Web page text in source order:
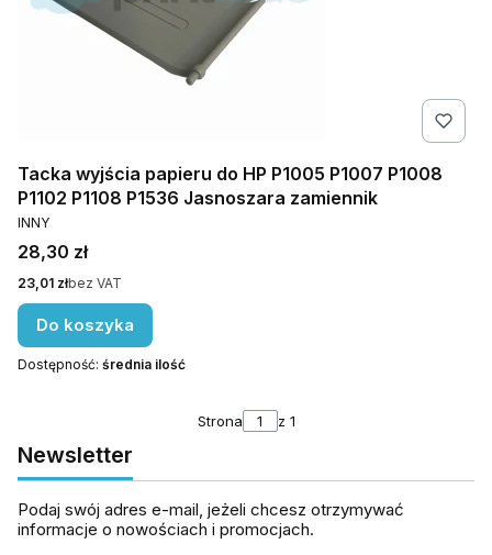
Tacka wyjścia papieru do HP P1005 P1007 P1008
P1102 P1108 P1536 Jasnoszara zamiennik
PRODUCENT
INNY
Cena
28,30 zł
Cena
23,01 złbez VAT
Do koszyka
Dostępność: średnia ilość
Strona z 1
Newsletter
Podaj swój adres e-mail, jeżeli chcesz otrzymywać
informacje o nowościach i promocjach.